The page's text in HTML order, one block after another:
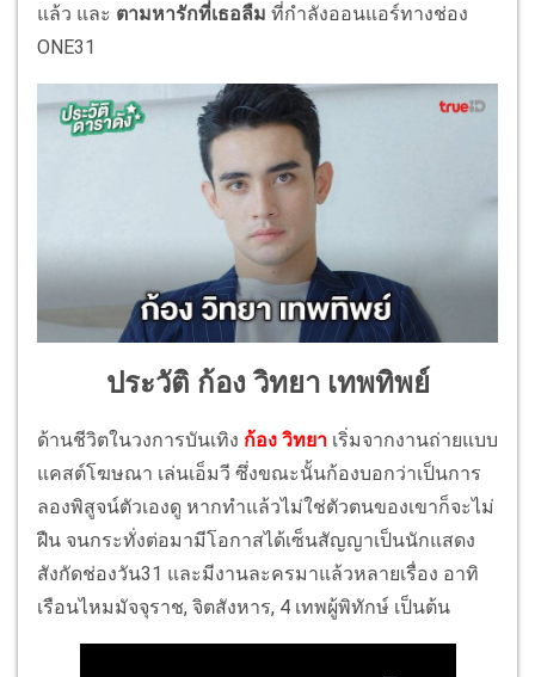
แล้ว และ ตามหารักที่เธอลืม ที่กำลังออนแอร์ทางช่อง
ONE31
ประวัติ ก้อง วิทยา เทพทิพย์
ด้านชีวิตในวงการบันเทิง ก้อง วิทยา เริ่มจากงานถ่ายแบบ
แคสต์โฆษณา เล่นเอ็มวี ซึ่งขณะนั้นก้องบอกว่าเป็นการ
ลองพิสูจน์ตัวเองดู หากทำแล้วไม่ใช่ตัวตนของเขาก็จะไม่
ฝืน จนกระทั่งต่อมามีโอกาสได้เซ็นสัญญาเป็นนักแสดง
สังกัดช่องวัน31 และมีงานละครมาแล้วหลายเรื่อง อาทิ
เรือนไหมมัจจุราช, จิตสังหาร, 4 เทพผู้พิทักษ์ เป็นต้น